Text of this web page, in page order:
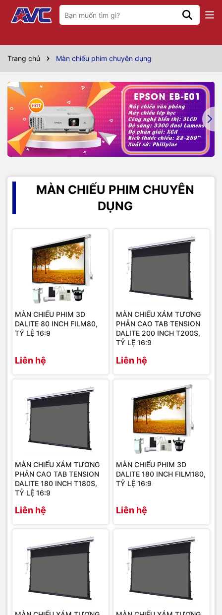
Trang chủ Màn chiếu phim chuyên dụng
MÀN CHIẾU PHIM CHUYÊN
DỤNG
MÀN CHIẾU PHIM 3D
DALITE 80 INCH FILM80,
TỶ LỆ 16:9
Liên hệ
MÀN CHIẾU XÁM TƯƠNG
PHẢN CAO TAB TENSION
DALITE 200 INCH T200S,
TỶ LỆ 16:9
Liên hệ
MÀN CHIẾU XÁM TƯƠNG
PHẢN CAO TAB TENSION
DALITE 180 INCH T180S,
TỶ LỆ 16:9
Liên hệ
MÀN CHIẾU PHIM 3D
DALITE 180 INCH FILM180,
TỶ LỆ 16:9
Liên hệ